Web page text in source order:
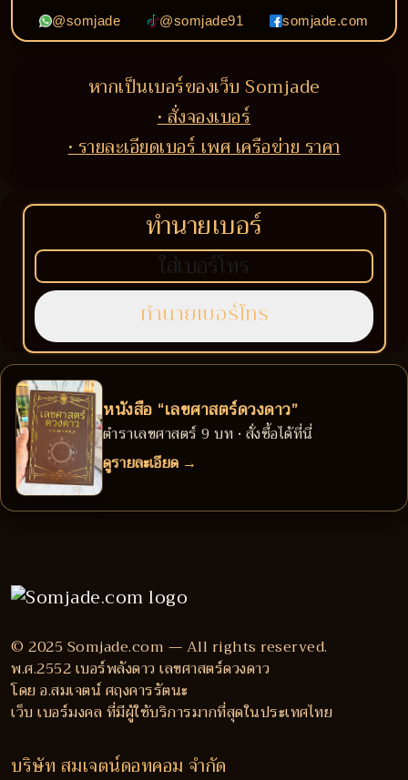
@somjade @somjade91 somjade.com
หากเป็นเบอร์ของเว็บ Somjade
• สั่งจองเบอร์
• รายละเอียดเบอร์ เพศ เครือข่าย ราคา
ทำนายเบอร์
หนังสือ “เลขศาสตร์ดวงดาว”
ตำราเลขศาสตร์ 9 บท • สั่งซื้อได้ที่นี่
ดูรายละเอียด →
© 2025 Somjade.com — All rights reserved.
พ.ศ.2552 เบอร์พลังดาว เลขศาสตร์ดวงดาว
โดย อ.สมเจตน์ ศฤงคารรัตนะ
เว็บ เบอร์มงคล ที่มีผู้ใช้บริการมากที่สุดในประเทศไทย
บริษัท สมเจตน์ดอทคอม จำกัด